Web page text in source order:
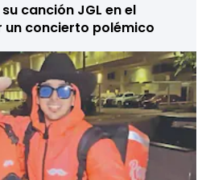
canción JGL en el
un concierto polémico